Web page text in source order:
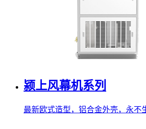
颍上风幕机系列
最新欧式造型，铝合金外壳，永不